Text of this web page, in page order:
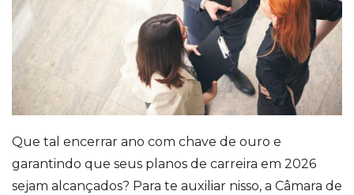
Que tal encerrar ano com chave de ouro e
garantindo que seus planos de carreira em 2026
sejam alcançados? Para te auxiliar nisso, a Câmara de